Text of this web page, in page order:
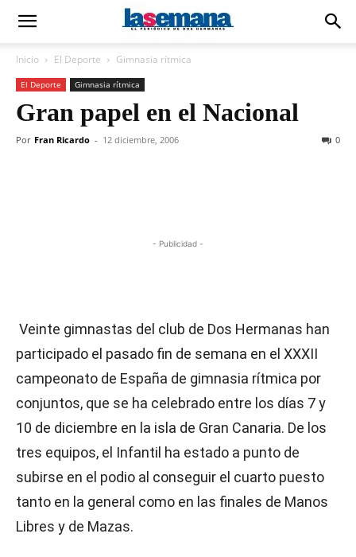
Inicio El Deporte Gimnasia rítmica
El Deporte Gimnasia rítmica
Gran papel en el Nacional
Por Fran Ricardo - 12 diciembre, 2006 0
- Publicidad -
Veinte gimnastas del club de Dos Hermanas han
participado el pasado fin de semana en el XXXII
campeonato de España de gimnasia rítmica por
conjuntos, que se ha celebrado entre los días 7 y
10 de diciembre en la isla de Gran Canaria. De los
tres equipos, el Infantil ha estado a punto de
subirse en el podio al conseguir el cuarto puesto
tanto en la general como en las finales de Manos
Libres y de Mazas.